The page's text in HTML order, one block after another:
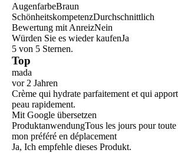
AugenfarbeBraun
SchönheitskompetenzDurchschnittlich
Bewertung mit AnreizNein
Würden Sie es wieder kaufenJa
5 von 5 Sternen.
Top
mada
vor 2 Jahren
Crème qui hydrate parfaitement et qui
peau rapidement.
Mit Google übersetzen
ProduktanwendungTous les jours pour
mon préféré en déplacement
Ja, Ich empfehle dieses Produkt.